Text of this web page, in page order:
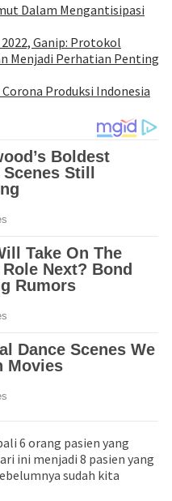
Dalam Mengantisipasi
Ganip: Protokol
Menjadi Perhatian Penting
Produksi Indonesia
6 orang pasien yang
ini menjadi 8 pasien yang
sudah kita